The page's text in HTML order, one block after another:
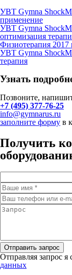
УВТ Gymna
применение
УВТ Gymna
оптимизация
Физиотерапия 2017
УВТ Gymna
терапия
Узнать
Позвоните,
+7 (495) 377-76-25
info@gymnarus.ru
заполните форму в
Получить
Отправляя запрос я
данных